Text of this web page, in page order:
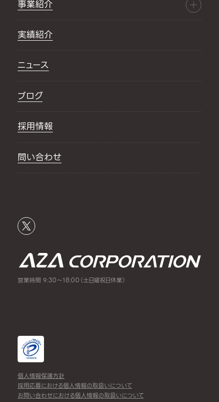
事業紹介
実績紹介
ニュース
ブログ
採用情報
問い合わせ
営業時間 9:30～18:00（土日曜祝日休業）
個人情報保護方針
採用応募における個人情報の取扱いについて
お問い合わせにおける個人情報の取扱いについて